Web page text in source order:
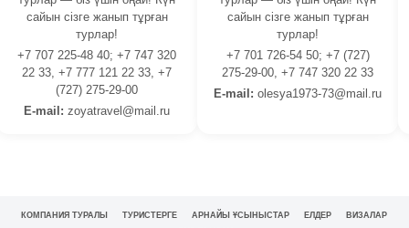
сайын сізге жанып тұрған
турлар!
+7 707 225-48 40; +7 747 320
22 33, +7 777 121 22 33, +7
(727) 275-29-00
E-mail: zoyatravel@mail.ru
сайын сізге жанып тұрған
турлар!
+7 701 726-54 50; +7 (727)
275-29-00, +7 747 320 22 33
E-mail: olesya1973-73@mail.ru
КОМПАНИЯ ТУРАЛЫ ТУРИСТЕРГЕ АРНАЙЫ ҰСЫНЫСТАР ЕЛДЕР
ВИЗАЛАР